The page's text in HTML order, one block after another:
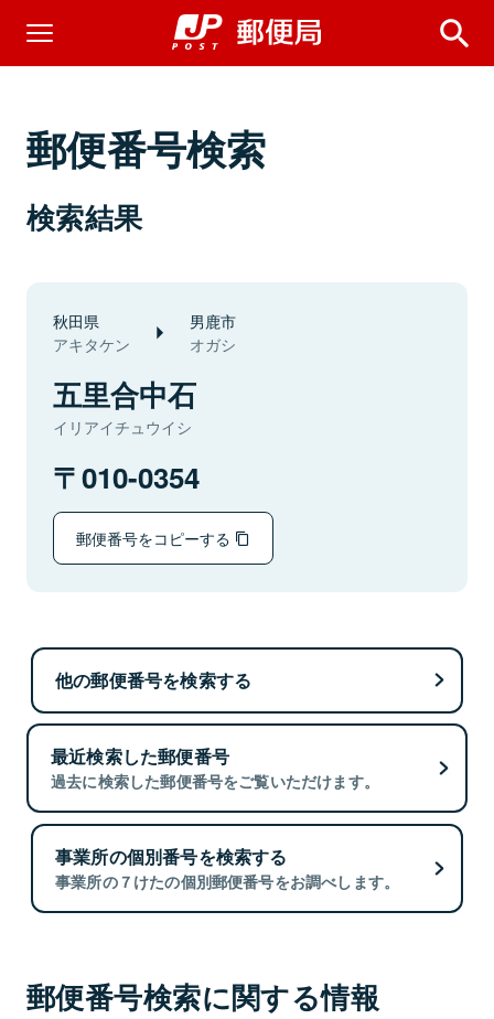
郵便番号検索
検索結果
秋田県
アキタケン
男鹿市
オガシ
五里合中石
イリアイチュウイシ
010-0354
郵便番号をコピーする
他の郵便番号を検索する
最近検索した郵便番号
過去に検索した郵便番号をご覧いただけます。
事業所の個別番号を検索する
事業所の７けたの個別郵便番号をお調べします。
郵便番号検索に関する情報